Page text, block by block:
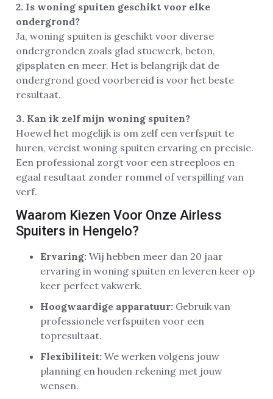
2. Is woning spuiten geschikt voor elke
ondergrond?
Ja, woning spuiten is geschikt voor diverse
ondergronden zoals glad stucwerk, beton,
gipsplaten en meer. Het is belangrijk dat de
ondergrond goed voorbereid is voor het beste
resultaat.
3. Kan ik zelf mijn woning spuiten?
Hoewel het mogelijk is om zelf een verfspuit te
huren, vereist woning spuiten ervaring en precisie.
Een professional zorgt voor een streeploos en
egaal resultaat zonder rommel of verspilling van
verf.
Waarom Kiezen Voor Onze Airless
Spuiters in Hengelo?
Ervaring: Wij hebben meer dan 20 jaar
ervaring in woning spuiten en leveren keer op
keer perfect vakwerk.
Hoogwaardige apparatuur: Gebruik van
professionele verfspuiten voor een
topresultaat.
Flexibiliteit: We werken volgens jouw
planning en houden rekening met jouw
wensen.